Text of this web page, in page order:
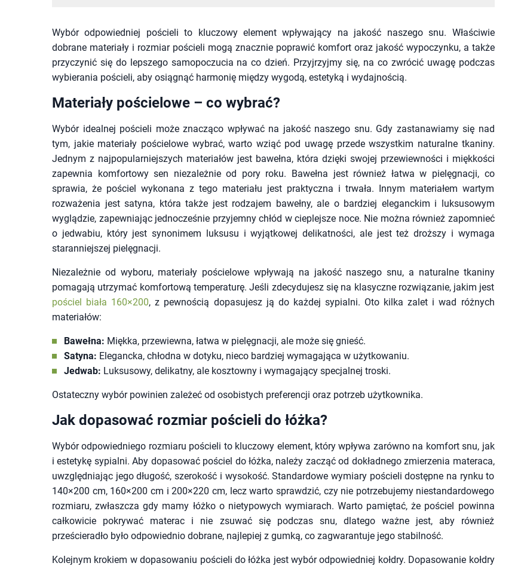
Wybór odpowiedniej pościeli to kluczowy element wpływający na jakość naszego snu. Właściwie
dobrane materiały i rozmiar pościeli mogą znacznie poprawić komfort oraz jakość wypoczynku, a także
przyczynić się do lepszego samopoczucia na co dzień. Przyjrzyjmy się, na co zwrócić uwagę podczas
wybierania pościeli, aby osiągnąć harmonię między wygodą, estetyką i wydajnością.
Materiały pościelowe – co wybrać?
Wybór idealnej pościeli może znacząco wpływać na jakość naszego snu. Gdy zastanawiamy się nad
tym, jakie materiały pościelowe wybrać, warto wziąć pod uwagę przede wszystkim naturalne tkaniny.
Jednym z najpopularniejszych materiałów jest bawełna, która dzięki swojej przewiewności i miękkości
zapewnia komfortowy sen niezależnie od pory roku. Bawełna jest również łatwa w pielęgnacji, co
sprawia, że pościel wykonana z tego materiału jest praktyczna i trwała. Innym materiałem wartym
rozważenia jest satyna, która także jest rodzajem bawełny, ale o bardziej eleganckim i luksusowym
wyglądzie, zapewniając jednocześnie przyjemny chłód w cieplejsze noce. Nie można również zapomnieć
o jedwabiu, który jest synonimem luksusu i wyjątkowej delikatności, ale jest też droższy i wymaga
staranniejszej pielęgnacji.
Niezależnie od wyboru, materiały pościelowe wpływają na jakość naszego snu, a naturalne tkaniny
pomagają utrzymać komfortową temperaturę. Jeśli zdecydujesz się na klasyczne rozwiązanie, jakim jest
pościel biała 160×200, z pewnością dopasujesz ją do każdej sypialni. Oto kilka zalet i wad różnych
materiałów:
Bawełna: Miękka, przewiewna, łatwa w pielęgnacji, ale może się gnieść.
Satyna: Elegancka, chłodna w dotyku, nieco bardziej wymagająca w użytkowaniu.
Jedwab: Luksusowy, delikatny, ale kosztowny i wymagający specjalnej troski.
Ostateczny wybór powinien zależeć od osobistych preferencji oraz potrzeb użytkownika.
Jak dopasować rozmiar pościeli do łóżka?
Wybór odpowiedniego rozmiaru pościeli to kluczowy element, który wpływa zarówno na komfort snu, jak
i estetykę sypialni. Aby dopasować pościel do łóżka, należy zacząć od dokładnego zmierzenia materaca,
uwzględniając jego długość, szerokość i wysokość. Standardowe wymiary pościeli dostępne na rynku to
140×200 cm, 160×200 cm i 200×220 cm, lecz warto sprawdzić, czy nie potrzebujemy niestandardowego
rozmiaru, zwłaszcza gdy mamy łóżko o nietypowych wymiarach. Warto pamiętać, że pościel powinna
całkowicie pokrywać materac i nie zsuwać się podczas snu, dlatego ważne jest, aby również
prześcieradło było odpowiednio dobrane, najlepiej z gumką, co zagwarantuje jego stabilność.
Kolejnym krokiem w dopasowaniu pościeli do łóżka jest wybór odpowiedniej kołdry. Dopasowanie kołdry